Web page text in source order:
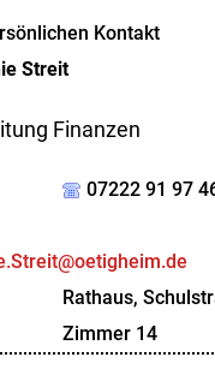
Streit
Finanzen
07222 91 97
Rathaus,
Zimmer 14